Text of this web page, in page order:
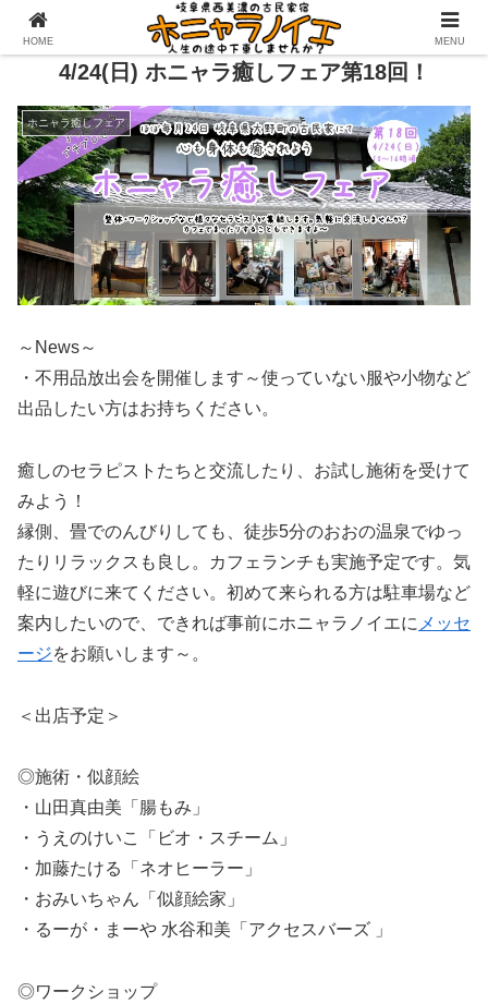
4/24(日) ホニャラ癒しフェア第18回！
ホニャラ癒しフェア
～News～
・不用品放出会を開催します～使っていない服や小物など
出品したい方はお持ちください。
癒しのセラピストたちと交流したり、お試し施術を受けて
みよう！
縁側、畳でのんびりしても、徒歩5分のおおの温泉でゆっ
たりリラックスも良し。カフェランチも実施予定です。気
軽に遊びに来てください。初めて来られる方は駐車場など
案内したいので、できれば事前にホニャラノイエに メッセ
ージをお願いします～。
＜出店予定＞
◎施術・似顔絵
・山田真由美「腸もみ」
・うえのけいこ「ビオ・スチーム」
・加藤たける「ネオヒーラー」
・おみいちゃん「似顔絵家」
・るーが・まーや 水谷和美「アクセスバーズ 」
◎ワークショップ
HOME MENU